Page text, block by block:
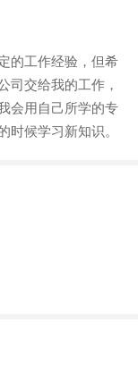
的工作经验，但希
司交给我的工作，
会用自己所学的专
候学习新知识。